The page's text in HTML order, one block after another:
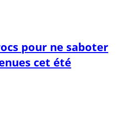
pour ne saboter
cet été